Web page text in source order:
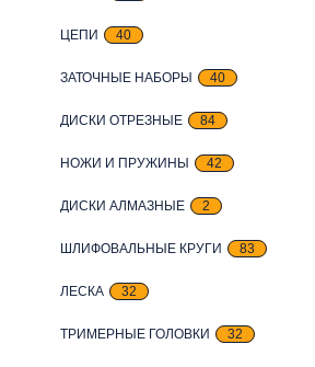
ЦЕПИ 40
ЗАТОЧНЫЕ НАБОРЫ 40
ДИСКИ ОТРЕЗНЫЕ 84
НОЖИ И ПРУЖИНЫ 42
ДИСКИ АЛМАЗНЫЕ 2
ШЛИФОВАЛЬНЫЕ КРУГИ 83
ЛЕСКА 32
ТРИМЕРНЫЕ ГОЛОВКИ 32